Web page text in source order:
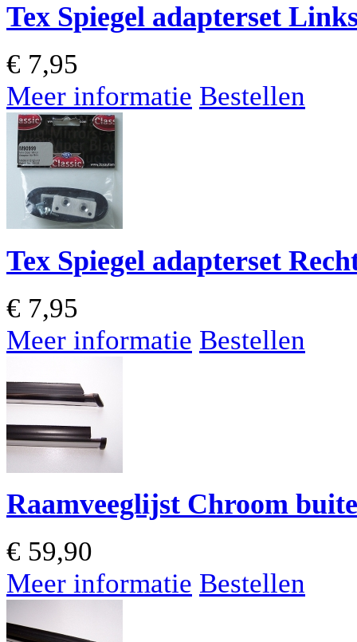
Tex Spiegel adapterset
€ 7,95
Meer informatie Bestellen
Tex Spiegel adapterset
€ 7,95
Meer informatie Bestellen
Raamveeglijst Chroom
€ 59,90
Meer informatie Bestellen